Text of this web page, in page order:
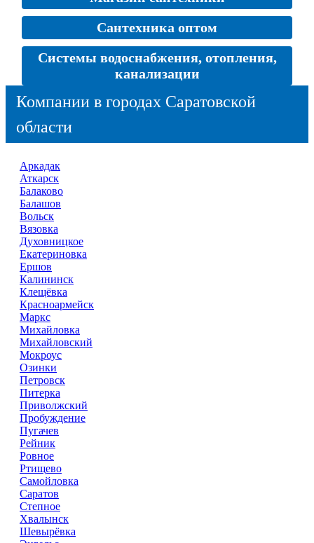
Сантехника оптом
Системы водоснабжения, отопления,
канализации
Компании в городах Саратовской
области
Аркадак
Аткарск
Балаково
Балашов
Вольск
Вязовка
Духовницкое
Екатериновка
Ершов
Калининск
Клещёвка
Красноармейск
Маркс
Михайловка
Михайловский
Мокроус
Озинки
Петровск
Питерка
Приволжский
Пробуждение
Пугачев
Рейник
Ровное
Ртищево
Самойловка
Саратов
Степное
Хвалынск
Шевырёвка